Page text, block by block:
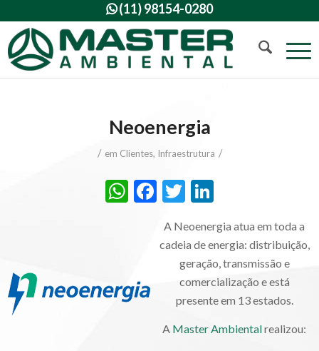
(11) 98154-0280
Neoenergia
/ em Clientes, Infraestrutura /
WhatsApp
Facebook
Twitter
A Neoenergia atua em toda a
cadeia de energia: distribuição,
geração, transmissão e
comercialização e está
presente em 13 estados.
A Master Ambientalrealizou: